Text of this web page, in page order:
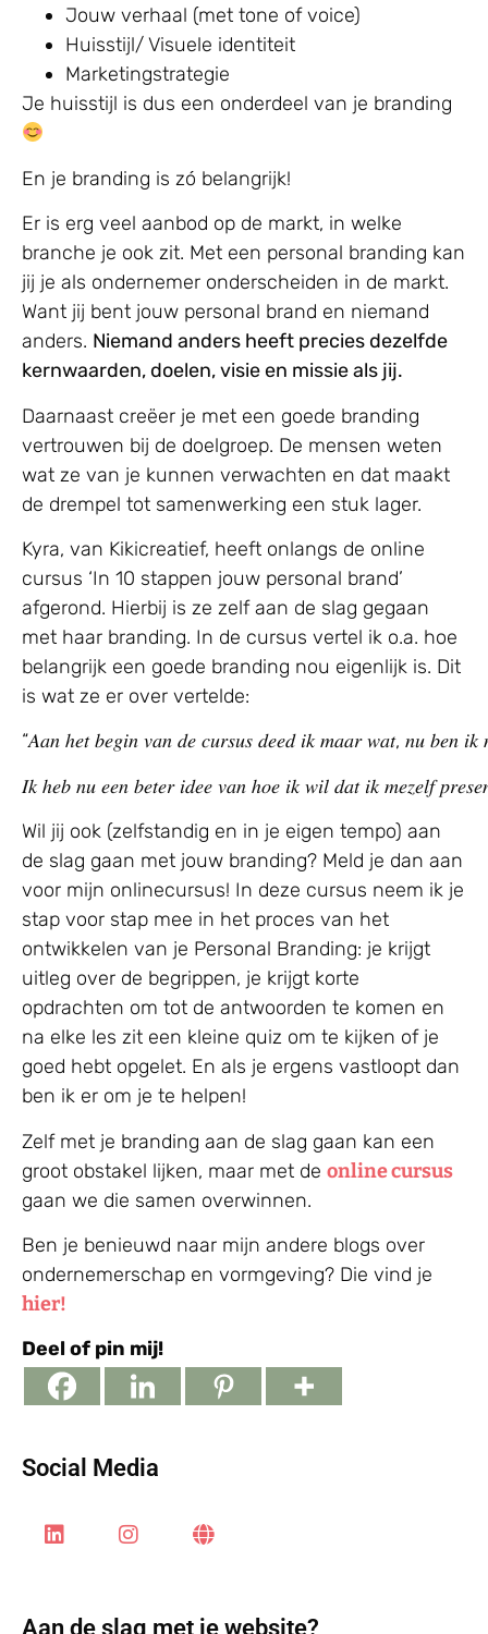
Jouw verhaal (met tone of voice)
Huisstijl/ Visuele identiteit
Marketingstrategie
Je huisstijl is dus een onderdeel van je branding
En je branding is zó belangrijk!
Er is erg veel aanbod op de markt, in welke
branche je ook zit. Met een personal branding kan
jij je als ondernemer onderscheiden in de markt.
Want jij bent jouw personal brand en niemand
anders.⁠ Niemand anders heeft precies dezelfde
kernwaarden, doelen, visie en missie als jij.⁠
⁠Daarnaast creëer je met een goede branding
vertrouwen bij de doelgroep. De mensen weten
wat ze van je kunnen verwachten en dat maakt
de drempel tot samenwerking een stuk lager.⁠
⁠Kyra, van Kikicreatief, heeft onlangs de online
cursus ‘In 10 stappen jouw personal brand’
afgerond. Hierbij is ze zelf aan de slag gegaan
met haar branding. In de cursus vertel ik o.a. hoe
belangrijk een goede branding nou eigenlijk is. Dit
is wat ze er over vertelde:⁠
“𝐴𝑎𝑛 ℎ𝑒𝑡 𝑏𝑒𝑔𝑖𝑛 𝑣𝑎𝑛 𝑑𝑒 𝑐𝑢𝑟𝑠𝑢𝑠 𝑑𝑒𝑒𝑑 𝑖𝑘 𝑚𝑎𝑎𝑟 𝑤𝑎𝑡, 𝑛𝑢 𝑏𝑒𝑛 𝑖𝑘
𝐼𝑘 ℎ𝑒𝑏 𝑛𝑢 𝑒𝑒𝑛 𝑏𝑒𝑡𝑒𝑟 𝑖𝑑𝑒𝑒 𝑣𝑎𝑛 ℎ𝑜𝑒 𝑖𝑘 𝑤𝑖𝑙 𝑑𝑎𝑡 𝑖𝑘 𝑚𝑒𝑧𝑒𝑙𝑓
Wil jij ook (zelfstandig en in je eigen tempo) aan
de slag gaan met jouw branding? Meld je dan aan
voor mijn onlinecursus! In deze cursus neem ik je
stap voor stap mee in het proces van het
ontwikkelen van je Personal Branding: je krijgt
uitleg over de begrippen, je krijgt korte
opdrachten om tot de antwoorden te komen en
na elke les zit een kleine quiz om te kijken of je
goed hebt opgelet. En als je ergens vastloopt dan
ben ik er om je te helpen!
Zelf met je branding aan de slag gaan kan een
groot obstakel lijken, maar met de online cursus
gaan we die samen overwinnen. ⁠
Ben je benieuwd naar mijn andere blogs over
ondernemerschap en vormgeving? Die vind je
hier!
Deel of pin mij!
Social Media
Aan de slag met je website?